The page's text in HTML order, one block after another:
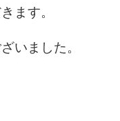
ます。
いました。